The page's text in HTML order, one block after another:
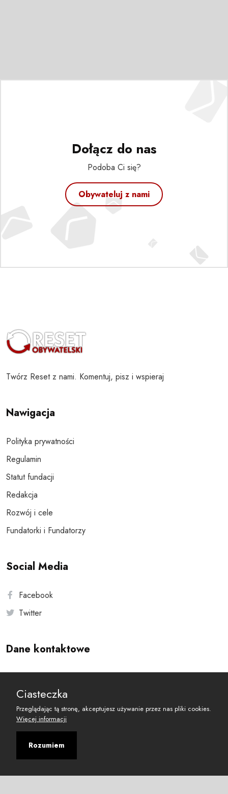
Dołącz do nas
Podoba Ci się?
Obywateluj z nami
Twórz Reset z nami. Komentuj, pisz i wspieraj
Nawigacja
Polityka prywatności
Regulamin
Statut fundacji
Redakcja
Rozwój i cele
Fundatorki i Fundatorzy
Social Media
Facebook
Twitter
Dane kontaktowe
reset@resetobywatelski.pl
Ciasteczka
Przeglądając tą stronę, akceptujesz używanie przez nas pliki cookies.
Więcej informacji
Rozumiem